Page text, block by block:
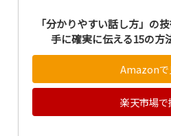
「分かりやすい話し方」の
手に確実に伝える15の方
Amazonで
楽天市場で